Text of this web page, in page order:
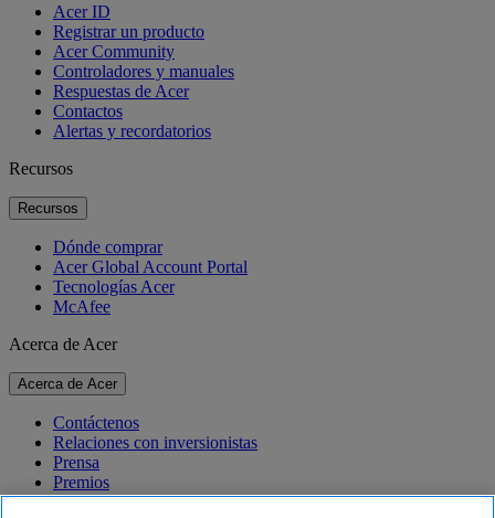
Acer ID
Registrar un producto
Acer Community
Controladores y manuales
Respuestas de Acer
Contactos
Alertas y recordatorios
Recursos
Recursos
Dónde comprar
Acer Global Account Portal
Tecnologías Acer
McAfee
Acerca de Acer
Acerca de Acer
Contáctenos
Relaciones con inversionistas
Prensa
Premios
Eventos